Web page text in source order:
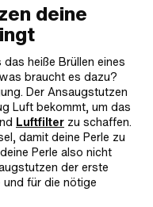
deine
heiße Brüllen eines
braucht es dazu?
Der Ansaugstutzen
Luft bekommt, um das
Luftfilter zu schaffen.
damit deine Perle zu
Perle also nicht
der erste
und für die nötige